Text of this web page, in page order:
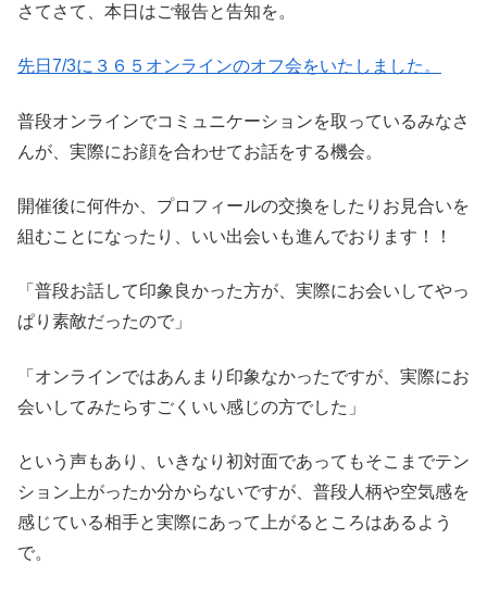
さてさて、本日はご報告と告知を。
先日7/3に３６５オンラインのオフ会をいたしました。
普段オンラインでコミュニケーションを取っているみなさ
んが、実際にお顔を合わせてお話をする機会。
開催後に何件か、プロフィールの交換をしたりお見合いを
組むことになったり、いい出会いも進んでおります！！
「普段お話して印象良かった方が、実際にお会いしてやっ
ぱり素敵だったので」
「オンラインではあんまり印象なかったですが、実際にお
会いしてみたらすごくいい感じの方でした」
という声もあり、いきなり初対面であってもそこまでテン
ション上がったか分からないですが、普段人柄や空気感を
感じている相手と実際にあって上がるところはあるよう
で。